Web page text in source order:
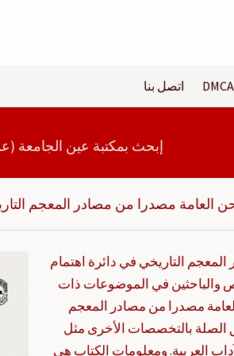
DMCA اتصل بنا
إبحث بمكتبة عين الجامعة (عدد
العامة مصدرا من مصادر المعجم
التاريخي في دائرة اهتمام
والباحثين في الموضوعات ذات
مصدرا من مصادر المعجم
بالتخصصات الأخرى مثل
العربية. ومعلومات الكتاب هي